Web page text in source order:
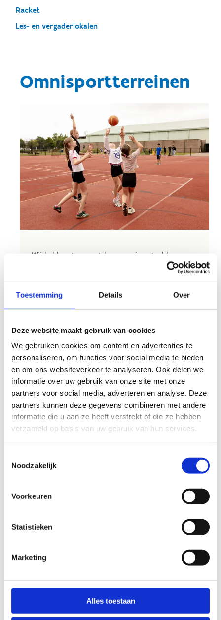
Toestemming Details Over
Deze website maakt gebruik van cookies
We gebruiken cookies om content en advertenties te
personaliseren, om functies voor social media te bieden
en om ons websiteverkeer te analyseren. Ook delen we
informatie over uw gebruik van onze site met onze
partners voor social media, adverteren en analyse. Deze
partners kunnen deze gegevens combineren met andere
informatie die u aan ze heeft verstrekt of die ze hebben
verzameld op basis van uw gebruik van hun services.
Noodzakelijk
Voorkeuren
Statistieken
Marketing
Alles toestaan
Racket
Les- en vergaderlokalen
Omnisportterreinen
Wij hebben twee outdoor omnisportvelden voor
jou klaar liggen. Door de outdoor sportvloer
beoefenen. Handbal, hockey, basket, volley,
minivoetbal, tennis, ... Elke sportieveling vindt op
Aarzel niet en stuur ons een e-mail om je
reservering aan te vragen. We kijken ernaar uit
om jouw sportieve ambities te ondersteunen!
Bekijk de tarieven
Op zoek naar een uitvalsbasis
voor jouw club?